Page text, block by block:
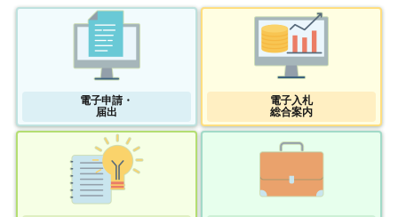
電子申請・
届出
電子入札
総合案内